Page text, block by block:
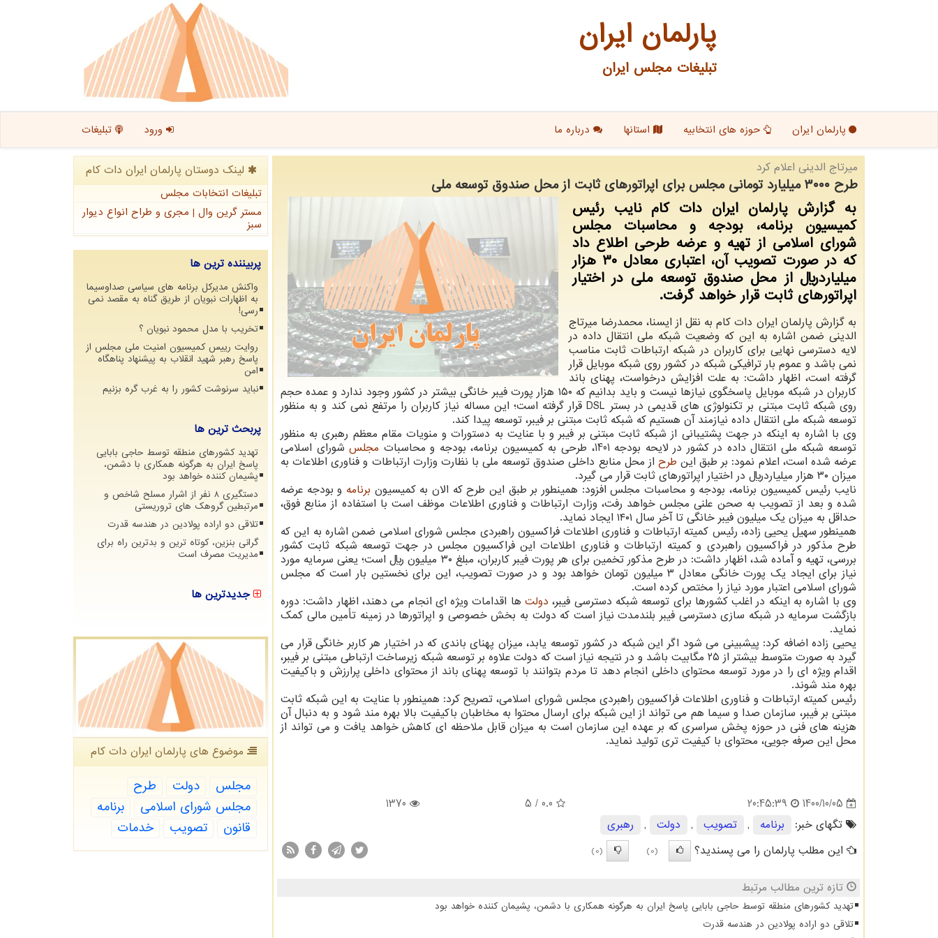
پارلمان ایران
تبلیغات مجلس ایران
پارلمان ایران حوزه های انتخابیه استانها درباره ما ورود تبلیغات
میرتاج الدینی اعلام كرد
طرح ۳۰۰۰ میلیارد تومانی مجلس برای اپراتورهای ثابت از محل صندوق توسعه ملی
به گزارش پارلمان ایران دات کام نایب رئیس
کمیسیون برنامه، بودجه و محاسبات مجلس
شورای اسلامی از تهیه و عرضه طرحی اطلاع داد
که در صورت تصویب آن، اعتباری معادل ۳۰ هزار
میلیاردریال از محل صندوق توسعه ملی در اختیار
اپراتورهای ثابت قرار خواهد گرفت.
به گزارش پارلمان ایران دات کام به نقل از ایسنا، محمدرضا میرتاج
الدینی ضمن اشاره به این که وضعیت شبکه ملی انتقال داده در
لایه دسترسی نهایی برای کاربران در شبکه ارتباطات ثابت مناسب
نمی باشد و عموم بار ترافیکی شبکه در کشور روی شبکه موبایل قرار
گرفته است، اظهار داشت: به علت افزایش درخواست، پهنای باند
کاربران در شبکه موبایل پاسخگوی نیازها نیست و باید بدانیم که ۱۵۰ هزار پورت فیبر خانگی بیشتر در کشور وجود ندارد و عمده حجم
روی شبکه ثابت مبتنی بر تکنولوژی های قدیمی در بستر DSL قرار گرفته است؛ این مساله نیاز کاربران را مرتفع نمی کند و به منظور
توسعه شبکه ملی انتقال داده نیازمند آن هستیم که شبکه ثابت مبتنی بر فیبر، توسعه پیدا کند.
وی با اشاره به اینکه در جهت پشتیبانی از شبکه ثابت مبتنی بر فیبر و با عنایت به دستورات و منویات مقام معظم رهبری به منظور
توسعه شبکه ملی انتقال داده در کشور در لایحه بودجه 1401، طرحی به کمیسیون برنامه، بودجه و محاسبات
مجلسشورای اسلامی
عرضه شده است، اعلام نمود: بر طبق این طرح از محل منابع داخلی صندوق توسعه ملی با نظارت وزارت ارتباطات و فناوری اطلاعات به
میزان ۳۰ هزار میلیاردریال در اختیار اپراتورهای ثابت قرار می گیرد.
نایب رئیس کمیسیون برنامه، بودجه و محاسبات مجلس افزود: همینطور بر طبق این طرح که الان به کمیسیون برنامه و بودجه عرضه
شده و بعد از تصویب به صحن علنی مجلس خواهد رفت، وزارت ارتباطات و فناوری اطلاعات موظف است با استفاده از منابع فوق،
حداقل به میزان یک میلیون فیبر خانگی تا آخر سال ۱۴۰۱ ایجاد نماید.
همینطور سهیل یحیی زاده، رئیس کمیته ارتباطات و فناوری اطلاعات فراکسیون راهبردی مجلس شورای اسلامی ضمن اشاره به این که
طرح مذکور در فراکسیون راهبردی و کمیته ارتباطات و فناوری اطلاعات این فراکسیون مجلس در جهت توسعه شبکه ثابت کشور
بررسی، تهیه و آماده شد، اظهار داشت: در طرح مذکور تخمین برای هر پورت فیبر کاربران، مبلغ ۳۰ میلیون ریال است؛ یعنی سرمایه مورد
نیاز برای ایجاد یک پورت خانگی معادل ۳ میلیون تومان خواهد بود و در صورت تصویب، این برای نخستین بار است که مجلس
شورای اسلامی اعتبار مورد نیاز را مختص کرده است.
وی با اشاره به اینکه در اغلب کشورها برای توسعه شبکه دسترسی فیبر، دولتها اقدامات ویژه ای انجام می دهند، اظهار داشت: دوره
بازگشت سرمایه در شبکه سازی دسترسی فیبر بلندمدت نیاز است که دولت به بخش خصوصی و اپراتورها در زمینه تأمین مالی کمک
نماید.
یحیی زاده اضافه کرد: پیشبینی می شود اگر این شبکه در کشور توسعه یابد، میزان پهنای باندی که در اختیار هر کاربر خانگی قرار می
گیرد به صورت متوسط بیشتر از ۲۵ مگابیت باشد و در نتیجه نیاز است که دولت علاوه بر توسعه شبکه زیرساخت ارتباطی مبتنی بر فیبر،
اقدام ویژه ای را در مورد توسعه محتوای داخلی انجام دهد تا مردم بتوانند با توسعه پهنای باند از محتوای داخلی پرارزش و باکیفیت
بهره مند شوند.
رئیس کمیته ارتباطات و فناوری اطلاعات فراکسیون راهبردی مجلس شورای اسلامی، تصریح کرد: همینطور با عنایت به این شبکه ثابت
مبتنی بر فیبر، سازمان صدا و سیما هم می تواند از این شبکه برای ارسال محتوا به مخاطبان باکیفیت بالا بهره مند شود و به دنبال آن
هزینه های فنی در حوزه پخش سراسری که بر عهده این سازمان است به میزان قابل ملاحظه ای کاهش خواهد یافت و می تواند از
محل این صرفه جویی، محتوای با کیفیت تری تولید نماید.
1400/10/05
20:45:39
0.0
/ 5
1370
تگهای خبر:
برنامه , تصویب , دولت ,
رهبری
این مطلب پارلمان را می پسندید؟
(0)
(0)
تازه ترین مطالب مرتبط
تهدید کشورهای منطقه توسط حاجی بابایی پاسخ ایران به هرگونه همکاری با دشمن، پشیمان کننده خواهد بود
تلاقی دو اراده پولادین در هندسه قدرت
لینک دوستان پارلمان ایران دات كام
تبلیغات انتخابات مجلس
مستر گرین وال | مجری و طراح انواع دیوار
سبز
پربیننده ترین ها
واکنش مدیرکل برنامه های سیاسی صداوسیما
به اظهارات نبویان از طریق گناه به مقصد نمی
رسی!
تخریب با مدل محمود نبویان ؟
روایت رییس کمیسیون امنیت ملی مجلس از
پاسخ رهبر شهید انقلاب به پیشنهاد پناهگاه
امن
نباید سرنوشت کشور را به غرب گره بزنیم
پربحث ترین ها
تهدید کشورهای منطقه توسط حاجی بابایی
پاسخ ایران به هرگونه همکاری با دشمن،
پشیمان کننده خواهد بود
دستگیری 8 نفر از اشرار مسلح شاخص و
مرتبطین گروهک های تروریستی
تلاقی دو اراده پولادین در هندسه قدرت
گرانی بنزین، کوتاه ترین و بدترین راه برای
مدیریت مصرف است
جدیدترین ها
موضوع های پارلمان ایران دات كام
مجلس دولت
طرح
مجلس شورای اسلامی
برنامه
قانون
تصویب خدمات